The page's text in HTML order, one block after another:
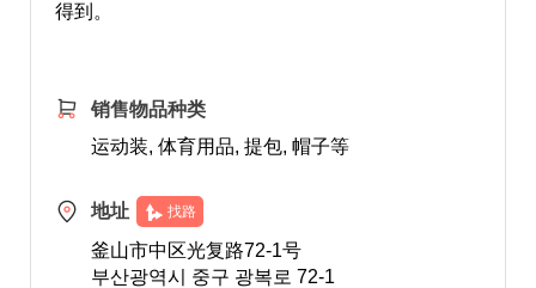
得到。
销售物品种类
运动装, 体育用品, 提包, 帽子等
地址 找路
釜山市中区光复路72-1号
부산광역시 중구 광복로 72-1